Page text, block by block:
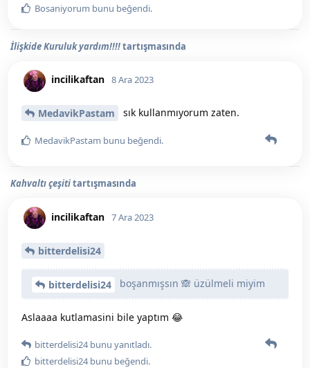
Bosaniyorum bunu beğendi.
İlişkide Kuruluk yardım!!!!tartışmasında
incilikaftan 8 Ara 2023
MedavikPastam sık kullanmıyorum zaten.
MedavikPastam bunu beğendi.
Kahvaltı çeşititartışmasında
incilikaftan 7 Ara 2023
bitterdelisi24
bitterdelisi24 boşanmışsın 🙈 üzülmeli miyim
Aslaaaa kutlamasini bile yaptım 😂
bitterdelisi24bunu yanıtladı.
bitterdelisi24bunu beğendi.